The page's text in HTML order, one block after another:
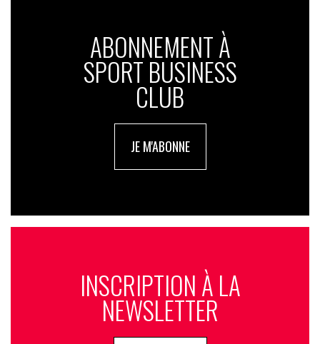
ABONNEMENT À
SPORT BUSINESS
CLUB
JE M'ABONNE
INSCRIPTION À LA
NEWSLETTER